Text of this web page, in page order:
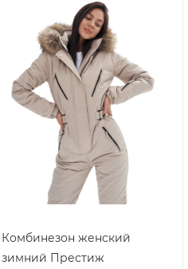
Комбинезон женский
зимний Престиж